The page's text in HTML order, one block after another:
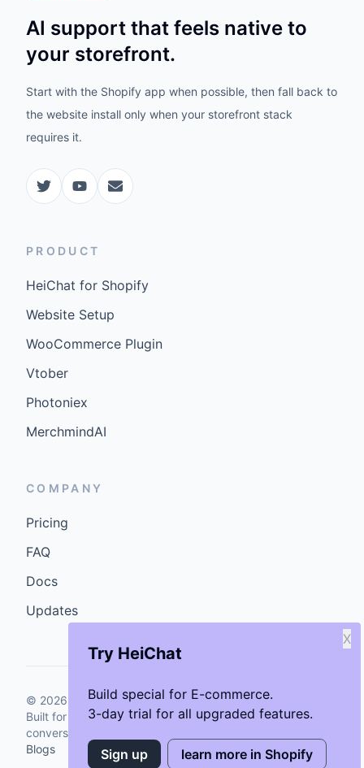
Try HeiChat
Build special for E-commerce.
3-day trial for all upgraded features.
X
Sign up learn more in Shopify
AI support that feels native to
your storefront.
Start with the Shopify app when possible, then fall back to
the website install only when your storefront stack
requires it.
PRODUCT
HeiChat for Shopify
Website Setup
WooCommerce Plugin
Vtober
Photoniex
MerchmindAI
COMPANY
Pricing
FAQ
Docs
Updates
© 2026 GenCybers Inc. All rights reserved.
Built for storefronts that want faster answers and cleaner
conversions.
Blogs